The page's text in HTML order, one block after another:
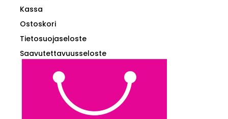
Kassa
Ostoskori
Tietosuojaseloste
Saavutettavuusseloste